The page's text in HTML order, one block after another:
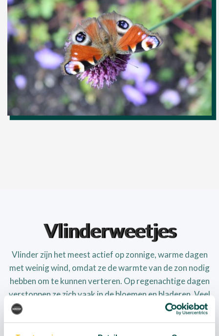
Vlinderweetjes
Vlinder zijn het meest actief op zonnige, warme dagen
met weinig wind, omdat ze de warmte van de zon nodig
hebben om te kunnen verteren. Op regenachtige dagen
verstoppen ze zich vaak in de bloemen en bladeren. Veel
soorten volwassen vlinders leven slechts één of twee
weken. In die tijd moeten ze een nieuwe generatie